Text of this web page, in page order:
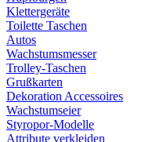
Klettergeräte
Toilette Taschen
Autos
Wachstumsmesser
Trolley-Taschen
Grußkarten
Dekoration Accessoires
Wachstumseier
Styropor-Modelle
Attribute verkleiden